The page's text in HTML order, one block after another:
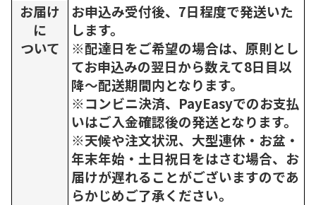
お届け
に
ついて
お申込み受付後、7日程度で発送いた
します。
※配達日をご希望の場合は、原則とし
てお申込みの翌日から数えて8日目以
降～配送期間内となります。
※コンビニ決済、PayEasyでのお支払
いはご入金確認後の発送となります。
※天候や注文状況、大型連休・お盆・
年末年始・土日祝日をはさむ場合、お
届けが遅れることがございますのであ
らかじめご了承ください。